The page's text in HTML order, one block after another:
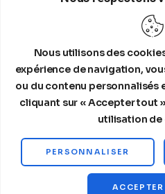
Nous utilisons des
expérience de navigation,
ou du contenu personnalisés
cliquant sur « Accepter tout
utilisation de
PERSONNALISER